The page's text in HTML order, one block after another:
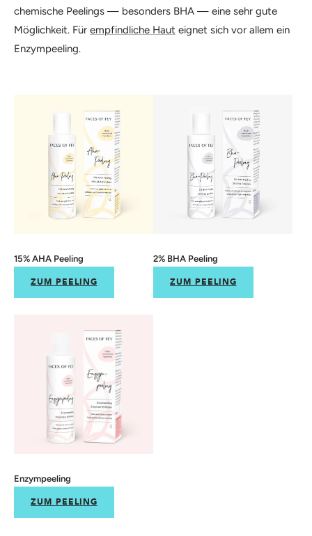
chemische Peelings — besonders BHA — eine sehr gute
Möglichkeit. Für empfindliche Haut eignet sich vor allem ein
Enzympeeling.
15% AHA Peeling
ZUM PEELING
2% BHA Peeling
ZUM PEELING
Enzympeeling
ZUM PEELING